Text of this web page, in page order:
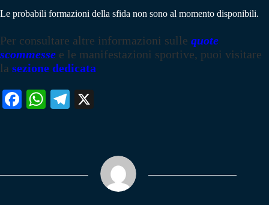
Le probabili formazioni della sfida non sono al momento disponibili.
Per consultare altre informazioni sulle quote
scommesse e le manifestazioni sportive, puoi visitare
la sezione dedicata
Fa W
pp
Te
m